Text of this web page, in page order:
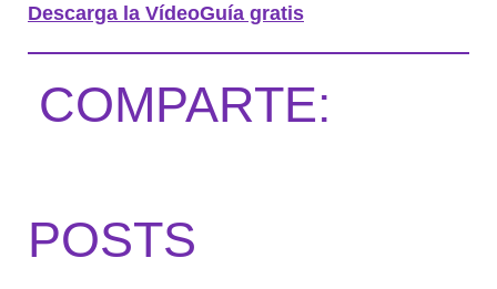
Descarga la VídeoGuía gratis
COMPARTE:
POSTS